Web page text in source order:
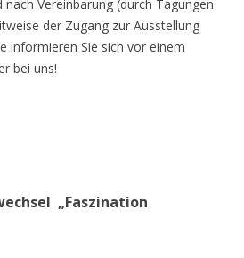
nach Vereinbarung (durch Tagungen
der Zugang zur Ausstellung
informieren Sie sich vor einem
bei uns!
„Faszination